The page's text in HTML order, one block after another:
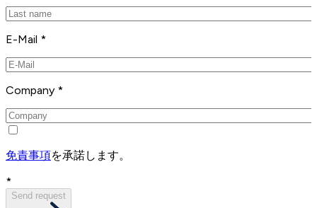
E-Mail *
Company *
免責事項を承諾します。
*
Send request